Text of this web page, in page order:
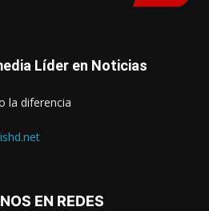
Líder en Noticias
la diferencia
EN REDES